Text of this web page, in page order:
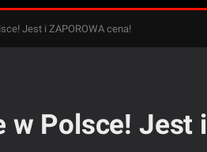
Jest i ZAPOROWA cena!
w Polsce! Jest i